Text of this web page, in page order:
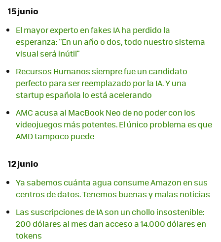
15 junio
El mayor experto en fakes IA ha perdido la
esperanza: "En un año o dos, todo nuestro sistema
visual será inútil"
Recursos Humanos siempre fue un candidato
perfecto para ser reemplazado por la IA. Y una
startup española lo está acelerando
AMC acusa al MacBook Neo de no poder con los
videojuegos más potentes. El único problema es que
AMD tampoco puede
12 junio
Ya sabemos cuánta agua consume Amazon en sus
centros de datos. Tenemos buenas y malas noticias
Las suscripciones de IA son un chollo insostenible:
200 dólares al mes dan acceso a 14.000 dólares en
tokens